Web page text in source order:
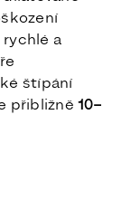
a
štípání
přibližně10–